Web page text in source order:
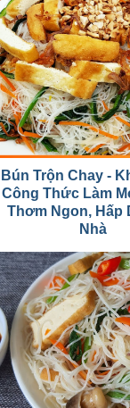
Bún Trộn Chay -
Công Thức Làm
Thơm Ngon, Hấp
Nhà